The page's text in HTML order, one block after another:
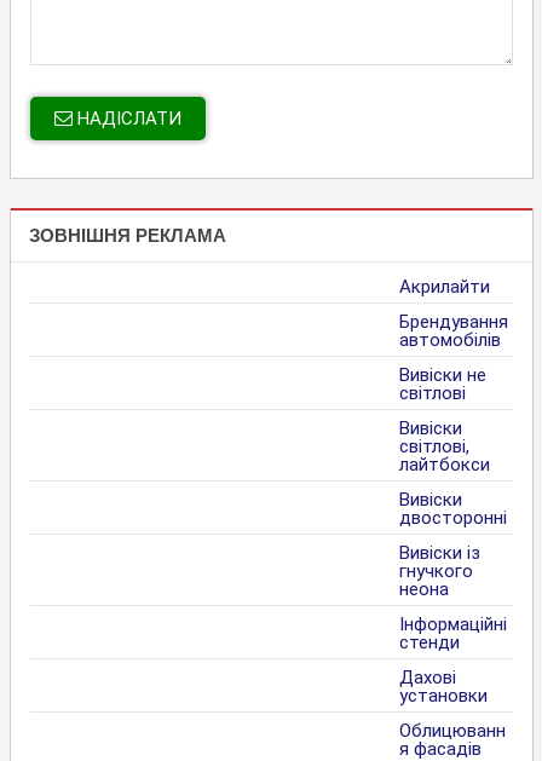
НАДІСЛАТИ
ЗОВНІШНЯ РЕКЛАМА
Акрилайти
Брендування
автомобілів
Вивіски не
світлові
Вивіски
світлові,
лайтбокси
Вивіски
двосторонні
Вивіски із
гнучкого
неона
Інформаційні
стенди
Дахові
установки
Облицюванн
я фасадів